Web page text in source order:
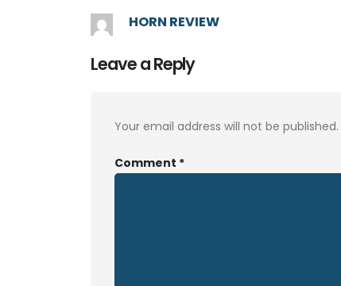
HORN REVIEW
Leave a Reply
Your email address will not be published.
Comment *